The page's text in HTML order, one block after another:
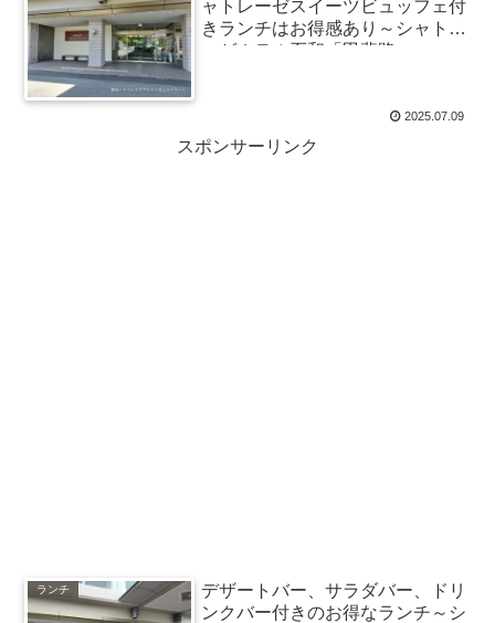
ャトレーゼスイーツビュッフェ付
きランチはお得感あり～シャトレ
ーゼホテル石和「甲斐路」
2025.07.09
スポンサーリンク
ランチ
デザートバー、サラダバー、ドリ
ンクバー付きのお得なランチ～シ